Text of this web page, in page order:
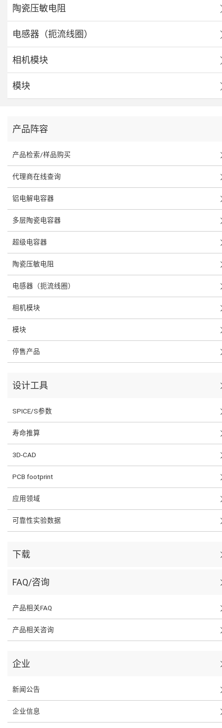
陶瓷压敏电阻
电感器（扼流线圈）
相机模块
模块
产品阵容
产品检索/样品购买
代理商在线查询
铝电解电容器
多层陶瓷电容器
超级电容器
陶瓷压敏电阻
电感器（扼流线圈）
相机模块
模块
停售产品
设计工具
SPICE/S参数
寿命推算
3D-CAD
PCB footprint
应用领域
可靠性实验数据
下载
FAQ/咨询
产品相关FAQ
产品相关咨询
企业
新闻公告
企业信息